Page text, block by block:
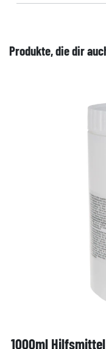
Produkte, die dir
1000ml